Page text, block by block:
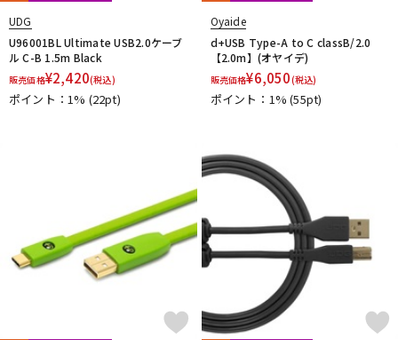
UDG
U96001BL Ultimate USB2.0ケーブ
ル C-B 1.5m Black
販売価格¥2,420(税込)
ポイント：1% (22pt)
Oyaide
d+USB Type-A to C classB/2.0
【2.0m】(オヤイデ)
販売価格¥6,050(税込)
ポイント：1%(55pt)